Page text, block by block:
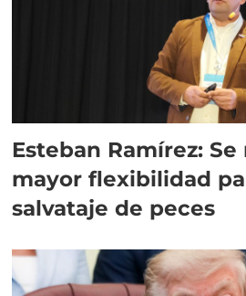
Esteban Ramírez:
mayor flexibilidad
salvataje de peces